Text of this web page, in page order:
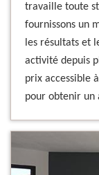
travaille toute
fournissons un
les résultats et
activité depuis
prix accessible
pour obtenir un